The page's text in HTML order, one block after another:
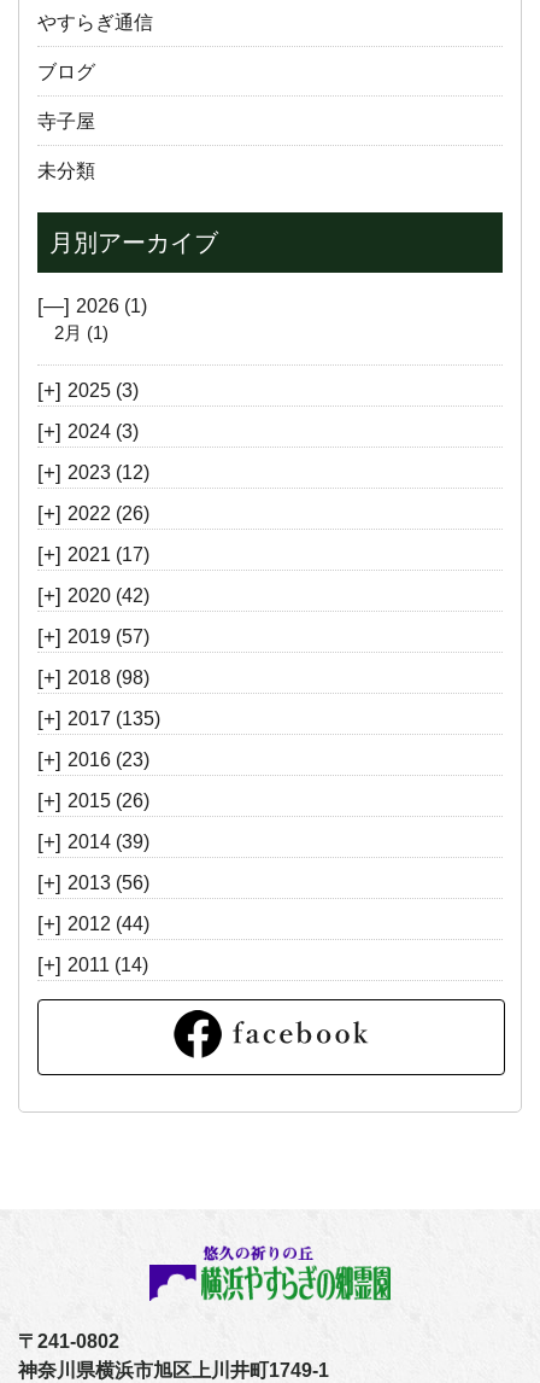
やすらぎ通信
ブログ
寺子屋
未分類
月別アーカイブ
[—] 2026 (1)
2月 (1)
[+] 2025 (3)
[+] 2024 (3)
[+] 2023 (12)
[+] 2022 (26)
[+] 2021 (17)
[+] 2020 (42)
[+] 2019 (57)
[+] 2018 (98)
[+] 2017 (135)
[+] 2016 (23)
[+] 2015 (26)
[+] 2014 (39)
[+] 2013 (56)
[+] 2012 (44)
[+] 2011 (14)
〒241-0802
神奈川県横浜市旭区上川井町1749-1